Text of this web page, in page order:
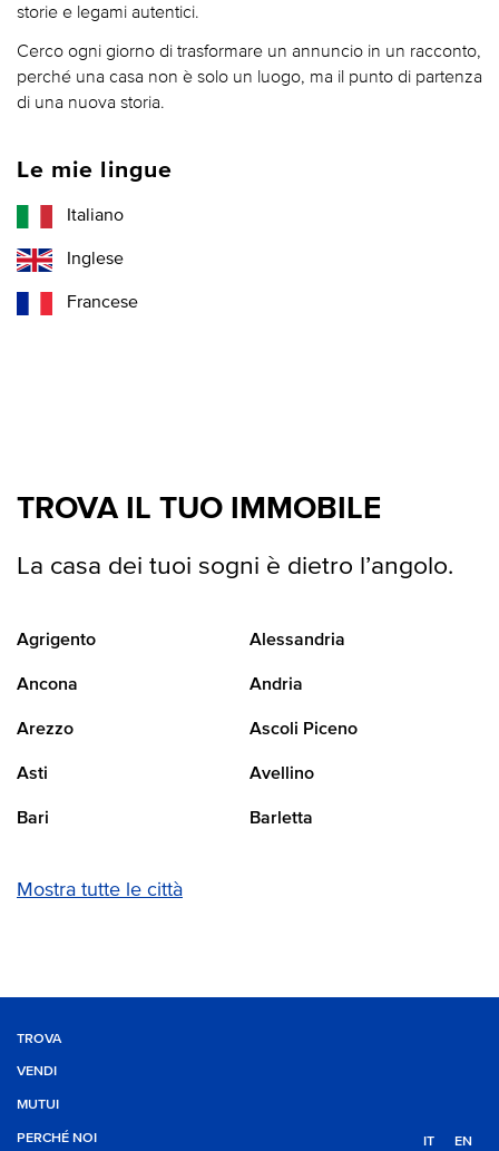
storie e legami autentici.
Cerco ogni giorno di trasformare un annuncio in un racconto,
perché una casa non è solo un luogo, ma il punto di partenza
di una nuova storia.
Le mie lingue
Italiano
Inglese
Francese
TROVA IL TUO IMMOBILE
La casa dei tuoi sogni è dietro l’angolo.
Agrigento Alessandria
Ancona Andria
Arezzo Ascoli Piceno
Asti Avellino
Bari Barletta
Mostra tutte le città
TROVA
VENDI
MUTUI
PERCHÉ NOI IT EN